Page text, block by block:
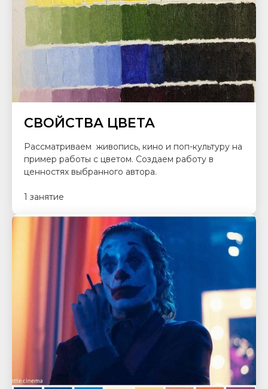
СВОЙСТВА ЦВЕТА
Рассматриваем живопись, кино и поп-культуру на
пример работы с цветом. Создаем работу в
ценностях выбранного автора.
1 занятие